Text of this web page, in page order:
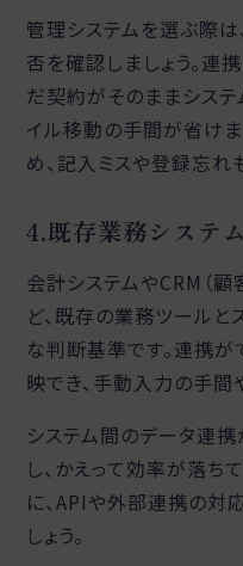
管理システムを選ぶ際
否を確認しましょう。連
だ契約がそのままシス
イル移動の手間が省け
め、記入ミスや登録忘れ
4.既存業務システ
会計システムやCRM（顧
ど、既存の業務ツール
な判断基準です。連携
映でき、手動入力の手間
システム間のデータ連
し、かえって効率が落ち
に、APIや外部連携の対
しょう。